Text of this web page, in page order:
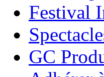
Festival
GC